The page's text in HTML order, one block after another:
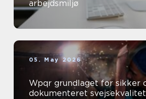
arbejdsmiljø
05. May 2026
Wpqr grundlaget for sikker og
dokumenteret svejsekvalitet